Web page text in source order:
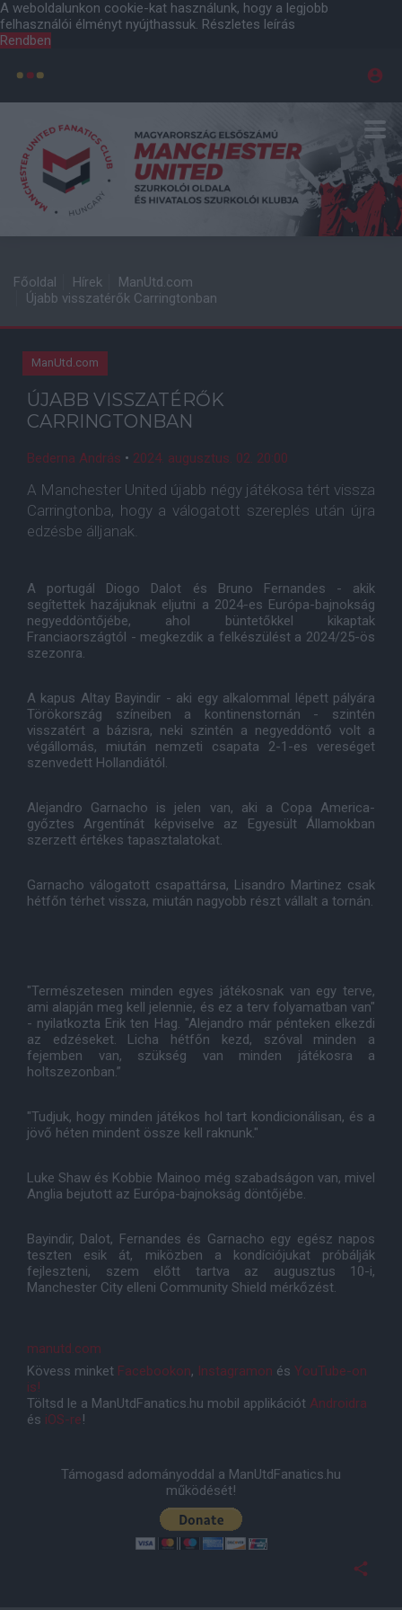
A weboldalunkon cookie-kat használunk, hogy a legjobb
felhasználói élményt nyújthassuk. Részletes leírás
Rendben
Főoldal Hírek
ManUtd.com
Újabb visszatérők Carringtonban
ManUtd.com
ÚJABB VISSZATÉRŐK
CARRINGTONBAN
Bederna András • 2024. augusztus. 02. 20:00
A Manchester United újabb négy játékosa tért vissza
Carringtonba, hogy a válogatott szereplés után újra
edzésbe álljanak.
A portugál Diogo Dalot és Bruno Fernandes - akik
segítettek hazájuknak eljutni a 2024-es Európa-bajnokság
negyeddöntőjébe, ahol büntetőkkel kikaptak
Franciaországtól - megkezdik a felkészülést a 2024/25-ös
szezonra.
A kapus Altay Bayindir - aki egy alkalommal lépett pályára
Törökország színeiben a kontinenstornán - szintén
visszatért a bázisra, neki szintén a negyeddöntő volt a
végállomás, miután nemzeti csapata 2-1-es vereséget
szenvedett Hollandiától.
Alejandro Garnacho is jelen van, aki a Copa America-
győztes Argentínát képviselve az Egyesült Államokban
szerzett értékes tapasztalatokat.
Garnacho válogatott csapattársa, Lisandro Martinez csak
hétfőn térhet vissza, miután nagyobb részt vállalt a tornán.
"Természetesen minden egyes játékosnak van egy terve,
ami alapján meg kell jelennie, és ez a terv folyamatban van"
- nyilatkozta Erik ten Hag. "Alejandro már pénteken elkezdi
az edzéseket. Licha hétfőn kezd, szóval minden a
fejemben van, szükség van minden játékosra a
holtszezonban.”
"Tudjuk, hogy minden játékos hol tart kondicionálisan, és a
jövő héten mindent össze kell raknunk."
Luke Shaw és Kobbie Mainoo még szabadságon van, mivel
Anglia bejutott az Európa-bajnokság döntőjébe.
Bayindir, Dalot, Fernandes és Garnacho egy egész napos
teszten esik át, miközben a kondíciójukat próbálják
fejleszteni, szem előtt tartva az augusztus 10-i,
Manchester City elleni Community Shield mérkőzést.
manutd.com
Kövess minket Facebookon, Instagramon és YouTube-on
is!
Töltsd le a ManUtdFanatics.hu mobil applikációt Androidra
és iOS-re!
Támogasd adományoddal a ManUtdFanatics.hu
működését!